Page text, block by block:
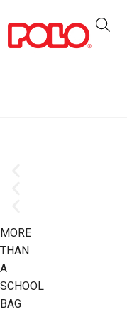
90's
MORE
THAN
A
SCHOOL
BAG